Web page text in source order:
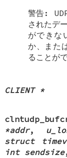
警告:
されたデ
ができな
か、また
ることが
CLIENT *
*addr,
struct
int sendsize